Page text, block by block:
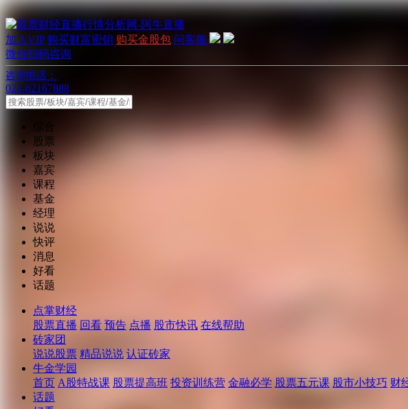
加入VIP 购买财富密钥 购买金股包 问客服
微信扫码咨询
咨询电话：
021-62167888
综合
股票
板块
嘉宾
课程
基金
经理
说说
快评
消息
好看
话题
点掌财经
股票直播 回看 预告 点播 股市快讯 在线帮助
砖家团
说说股票 精品说说 认证砖家
牛金学园
首页 A股特战课 股票提高班 投资训练营 金融必学 股票五元课 股市小技巧 财
话题